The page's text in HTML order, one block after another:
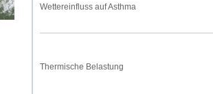
Wettereinfluss auf Asthma
Thermische Belastung